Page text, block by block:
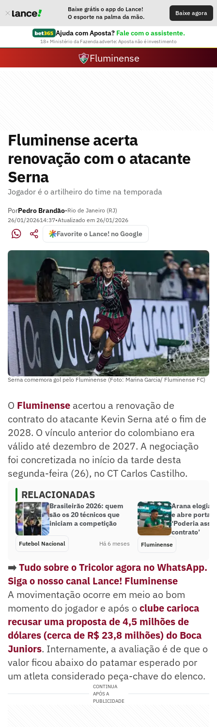
Baixe grátis o app do Lance!
O esporte na palma da mão.
Baixe agora
Ajuda com Aposta? Fale com o assistente.
18+ Ministério da Fazenda adverte: Aposta não é investimento
Fluminense
Fluminense acerta
renovação com o atacante
Serna
Jogador é o artilheiro do time na temporada
PorPedro Brandão•Rio de Janeiro (RJ)
26/01/202614:37•Atualizado em 26/01/2026
Favorite o Lance! no Google
Serna comemora gol pelo Fluminense (Foto: Marina Garcia/ Fluminense FC)
O Fluminense acertou a renovação de
contrato do atacante Kevin Serna até o fim de
2028. O vínculo anterior do colombiano era
válido até dezembro de 2027. A negociação
foi concretizada no início da tarde desta
segunda-feira (26), no CT Carlos Castilho.
RELACIONADAS
Brasileirão 2026: quem
são os 20 técnicos que
iniciam a competição
Futebol Nacional Há 6 meses
Arana elogia
e abre portas
‘Poderia
contrato’
Fluminense
➡️Tudo sobre o Tricolor agora no WhatsApp.
Siga o nosso canal Lance! Fluminense
A movimentação ocorre em meio ao bom
momento do jogador e após oclube carioca
recusar uma proposta de 4,5 milhões de
dólares (cerca de R$ 23,8 milhões) do Boca
Juniors. Internamente, a avaliação é de que o
valor ficou abaixo do patamar esperado por
um atleta considerado peça-chave do elenco.
CONTINUA
APÓS A
PUBLICIDADE